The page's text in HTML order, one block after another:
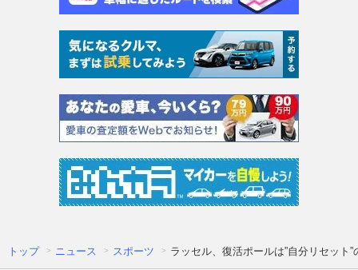
トップ ニュース スポーツ ラッセル、復活ポールは”自分リセット